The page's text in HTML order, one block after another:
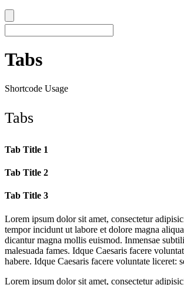
Tabs
Shortcode Usage
Tabs
Tab Title 1
Tab Title 2
Tab Title 3
Lorem ipsum dolor sit amet, consectetur
tempor incidunt ut labore et dolore magna
dicantur magna mollis euismod. Inmensae
malesuada fames. Idque Caesaris facere
habere. Idque Caesaris facere voluntate liceret:
Lorem ipsum dolor sit amet, consectetur